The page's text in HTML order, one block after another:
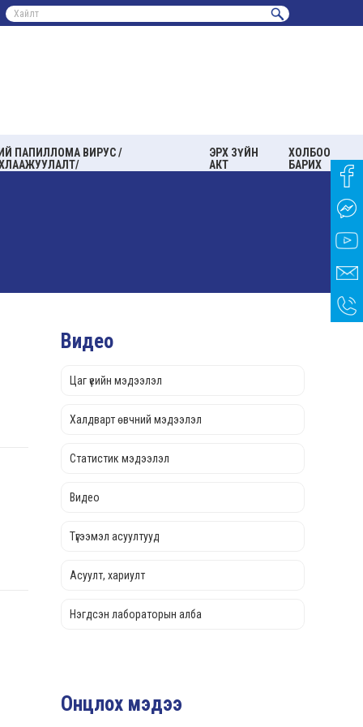
ПАПИЛЛОМА ВИРУС /
ЭРХ ЗҮЙН
АКТ
ХОЛБОО
БАРИХ
Видео
Цаг үеийн мэдээлэл
Халдварт өвчний мэдээлэл
Статистик мэдээлэл
Видео
Түгээмэл асуултууд
Асуулт, хариулт
Нэгдсэн лабораторын алба
Онцлох мэдээ